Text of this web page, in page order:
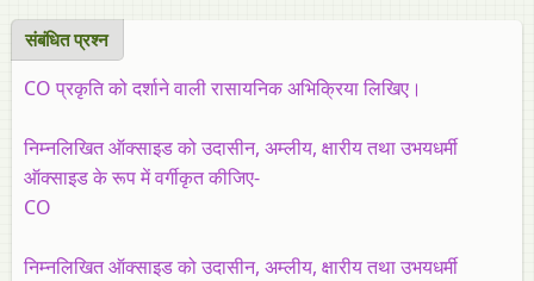
संबंधित प्रश्‍न
CO प्रकृति को दर्शाने वाली रासायनिक अभिक्रिया लिखिए।
निम्नलिखित ऑक्साइड को उदासीन, अम्लीय, क्षारीय तथा उभयधर्मी
ऑक्साइड के रूप में वर्गीकृत कीजिए-
CO
निम्नलिखित ऑक्साइड को उदासीन, अम्लीय, क्षारीय तथा उभयधर्मी